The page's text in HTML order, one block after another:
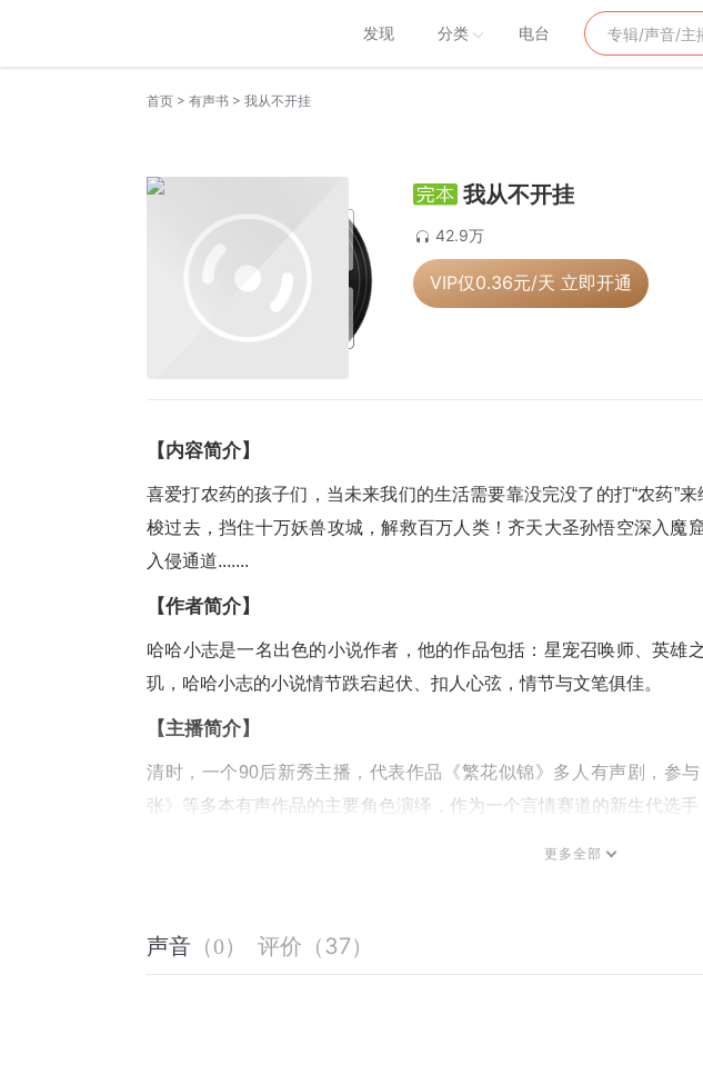
发现 分类 电台
首页 > 有声书 > 我从不开挂
我从不开挂
42.9万
VIP仅0.36元/天 立即开通
【内容简介】
喜爱打农药的孩子们，当未来我们的生活需要靠没完没了的打“农药”
梭过去，挡住十万妖兽攻城，解救百万人类！齐天大圣孙悟空深入魔
入侵通道.......
【作者简介】
哈哈小志是一名出色的小说作者，他的作品包括：星宠召唤师、英雄
玑，哈哈小志的小说情节跌宕起伏、扣人心弦，情节与文笔俱佳。
【主播简介】
清时，一个90后新秀主播，代表作品《繁花似锦》多人有声剧，参
张》等多本有声作品的主要角色演绎，作为一个言情赛道的新生代选
2、版权归原作者所有，严禁翻录成任何形式，严禁在任何第三方平台
更多全部
声音 （0） 评价 （37）